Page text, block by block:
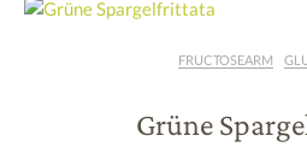
FRUCTOSEARM
Grüne